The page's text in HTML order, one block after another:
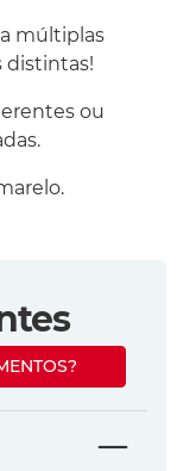
múltiplas
distintas!
ou